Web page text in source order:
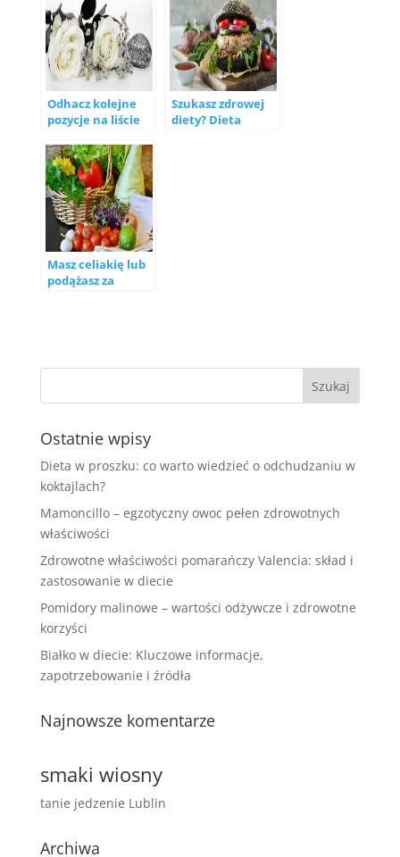
kawy z napisem
ciesz się czasem z
najbliższymi
Odhacz kolejne
pozycje na liście
przygotowań.
Wybierz salę
weselną i
fotografa na ślub
w Toruniu
Szukasz zdrowej
diety? Dieta
Masz celiakię lub
podążasz za
Ostatnie wpisy
Dieta w proszku: co warto wiedzieć o odchudzaniu w
koktajlach?
Mamoncillo – egzotyczny owoc pełen zdrowotnych
właściwości
Zdrowotne właściwości pomarańczy Valencia: skład i
zastosowanie w diecie
Pomidory malinowe – wartości odżywcze i zdrowotne
korzyści
Białko w diecie: Kluczowe informacje,
zapotrzebowanie i źródła
Najnowsze komentarze
smaki wiosny
tanie jedzenie Lublin
Archiwa